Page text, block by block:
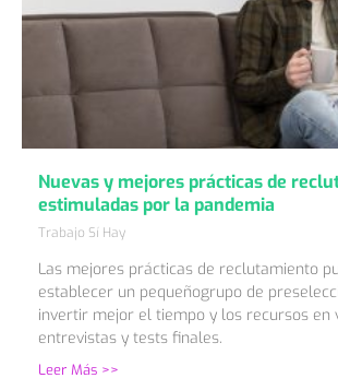
Nuevas y mejores prácticas de
estimuladas por la pandemia
Trabajo Sí Hay
Las mejores prácticas de reclutamiento
establecer un pequeñogrupo de
invertir mejor el tiempo y los recursos en
entrevistas y tests finales.
Leer Más >>